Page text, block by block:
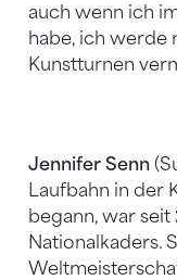
auch wenn ich
habe, ich werde
Kunstturnen
Jennifer Senn
Laufbahn in der
begann, war
Nationalkaders.